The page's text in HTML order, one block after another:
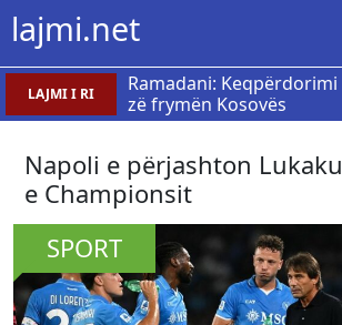
lajmi.net
LAJMI I RI
Ramadani:
zë frymën Kosovës
​Napoli e përjashton
e Championsit
SPORT